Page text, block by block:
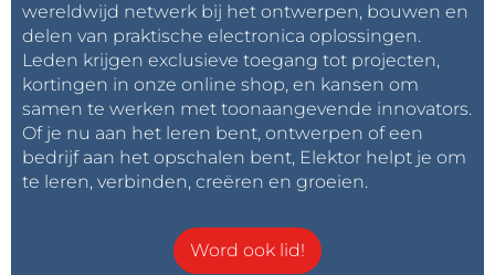
wereldwijd netwerk bij het ontwerpen, bouwen en
delen van praktische electronica oplossingen.
Leden krijgen exclusieve toegang tot projecten,
kortingen in onze online shop, en kansen om
samen te werken met toonaangevende innovators.
Of je nu aan het leren bent, ontwerpen of een
bedrijf aan het opschalen bent, Elektor helpt je om
te leren, verbinden, creëren en groeien.
Word ook lid!